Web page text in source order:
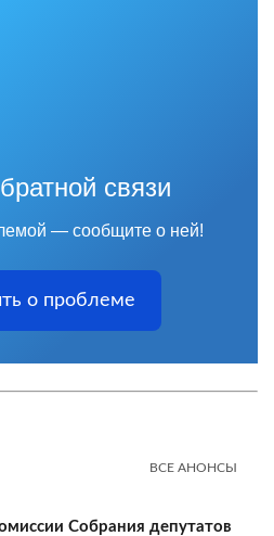
связи
— сообщите о ней!
о проблеме
ВСЕ АНОНСЫ
Собрания депутатов